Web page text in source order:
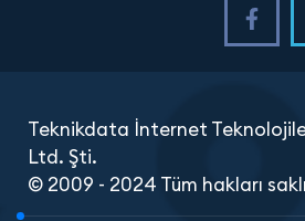
Teknikdata İnternet
Ltd. Şti.
© 2009 - 2024 Tüm hakları